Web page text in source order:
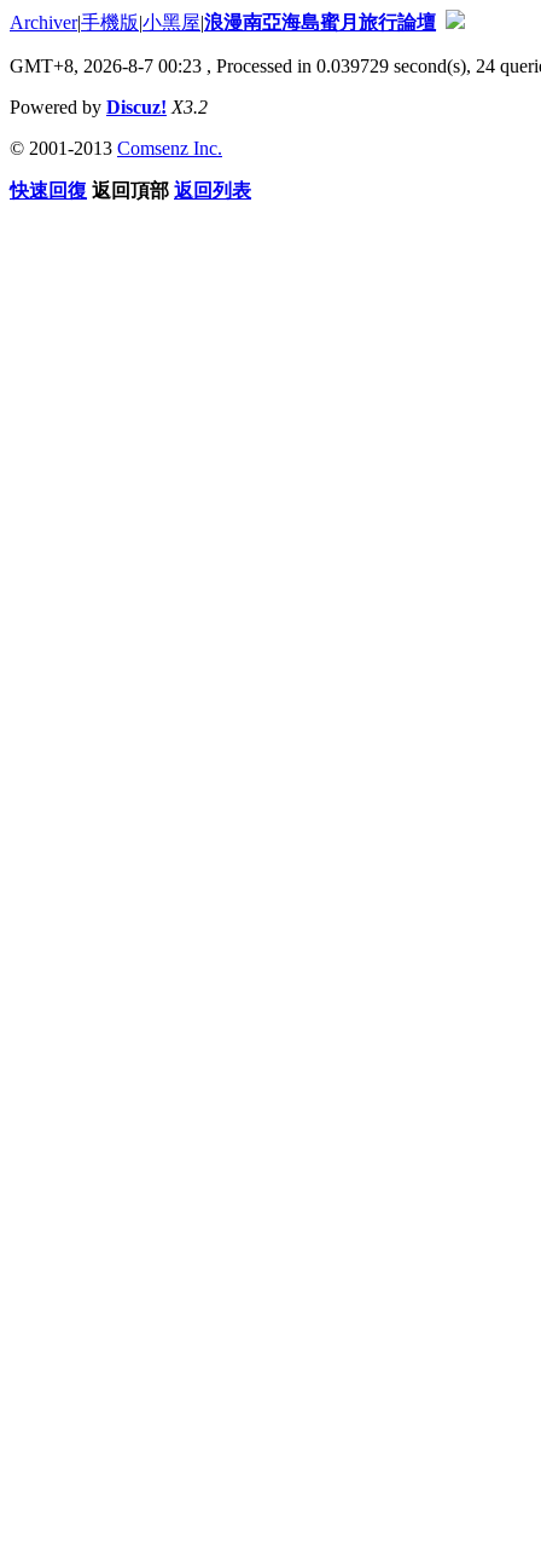
Archiver|手機版|小黑屋|浪漫南亞海島蜜月旅行論壇
GMT+8, 2026-8-7 00:23 , Processed in 0.039729 second(s), 24
Powered by Discuz! X3.2
© 2001-2013 Comsenz Inc.
快速回復 返回頂部 返回列表